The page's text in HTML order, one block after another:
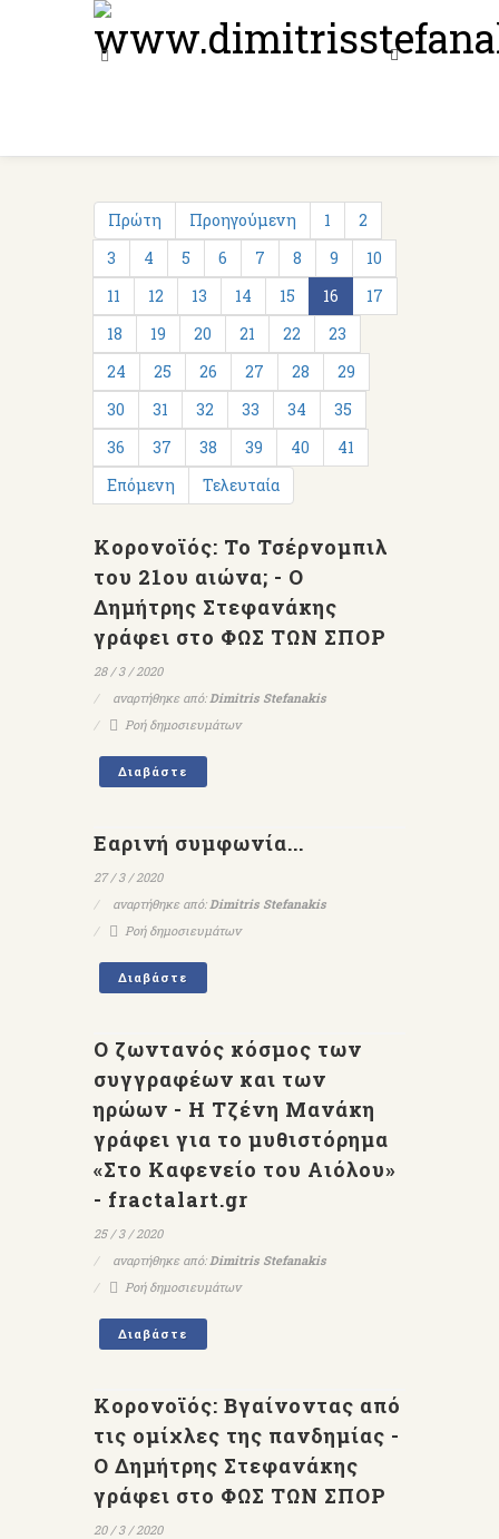
Πρώτη Προηγούμενη 1
2
3
4 5 6 7 8 9
10
11
12 13 14 15 16
17
18
19 20 21 22
23
24
25 26 27 28
29
30
31 32 33 34
35
36
37 38 39 40
41
Επόμενη
Τελευταία
Κορονοϊός: Το Τσέρνομπιλ
του 21ου αιώνα; - Ο
Δημήτρης Στεφανάκης
γράφει στο ΦΩΣ ΤΩΝ ΣΠΟΡ
28 / 3 / 2020
αναρτήθηκε από:Dimitris Stefanakis
Ροή δημοσιευμάτων
Διαβάστε
Εαρινή συμφωνία...
27 / 3 / 2020
αναρτήθηκε από:Dimitris Stefanakis
Ροή δημοσιευμάτων
Διαβάστε
Ο ζωντανός κόσμος των
συγγραφέων και των
ηρώων - Η Τζένη Μανάκη
γράφει για το μυθιστόρημα
«Στο Καφενείο του Αιόλου»
- fractalart.gr
25 / 3 / 2020
αναρτήθηκε από:Dimitris Stefanakis
Ροή δημοσιευμάτων
Διαβάστε
Κορονοϊός: Βγαίνοντας από
τις ομίχλες της πανδημίας -
Ο Δημήτρης Στεφανάκης
γράφει στο ΦΩΣ ΤΩΝ ΣΠΟΡ
20 / 3 / 2020